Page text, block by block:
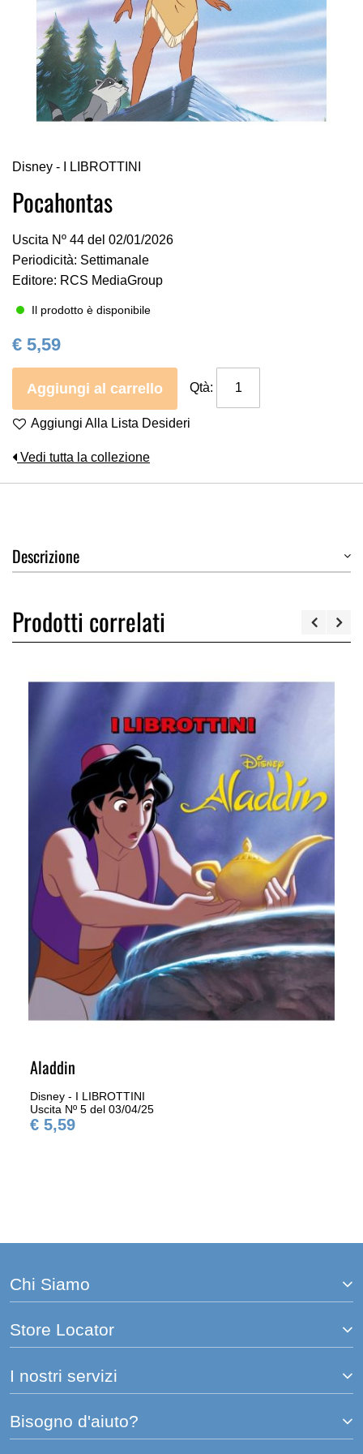
all'inizio
della
galleria
immagini
Disney - I LIBROTTINI
Pocahontas
Uscita Nº 44 del 02/01/2026
Periodicità: Settimanale
Editore: RCS MediaGroup
Il prodotto è disponibile
€ 5,59
Aggiungi al carrello Qtà:
Aggiungi Alla Lista Desideri
Vedi tutta la collezione
Descrizione
Prodotti correlati
Aladdin
Disney - I LIBROTTINI
Uscita Nº 5 del 03/04/25
€ 5,59
Chi Siamo
Store Locator
I nostri servizi
Bisogno d'aiuto?